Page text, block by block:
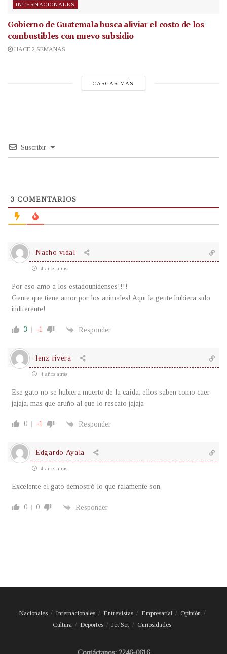
INTERNACIONALES
Gobierno de Guatemala busca aliviar el costo de los
combustibles con nuevo subsidio
HACE 2 SEMANAS
CARGAR MÁS
Suscribir
3 COMENTARIOS
Nacho vidal
4 años atrás
Por eso amo a los estadounidenses!!!!
Gente que tiene amor por los animales! Aqui la gente hubiera sido
indiferente!
3 -1 Responder
lenz rivera
4 años atrás
Ese gato no se hubiera muerto de la caída, ellos saben como caer
jajaja, mas que aruño al que lo rescato jajaja
0 -1 Responder
Edgardo Ayala
4 años atrás
Excelente el gato demostró lo que ralamente son.
0 0 Responder
Nacionales Internacionales Entrevistas Empresarial
Opinión
Cultura
Deportes Jet Set Curiosidades